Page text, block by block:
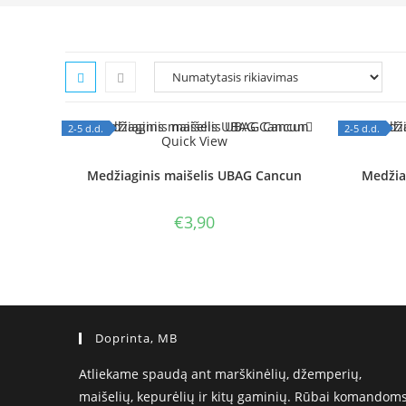
2-5 d.d.
OUT OF STOCK
Quick View
Medžiaginis maišelis UBAG Cancun
€3,90
2-5 d.d.
OUT
Doprinta, MB
Atliekame spaudą ant marškinėlių, džemperių,
maišelių, kepurėlių ir kitų gaminių. Rūbai